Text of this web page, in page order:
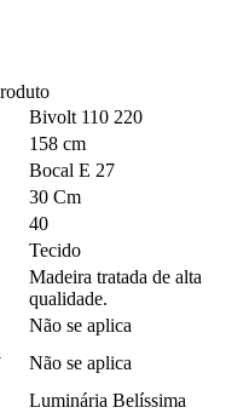
Bivolt 110 220
158 cm
Bocal E 27
30 Cm
40
Tecido
Madeira tratada de alta
qualidade.
Não se aplica
Não se aplica
Luminária Belíssima